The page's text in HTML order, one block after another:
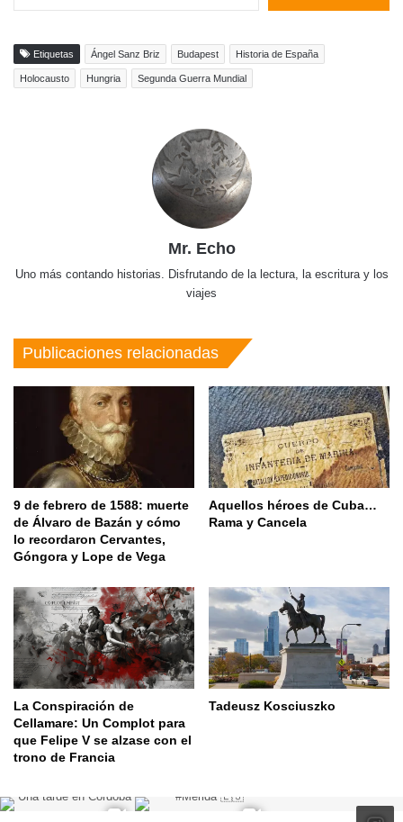
Etiquetas Ángel Sanz Briz Budapest Historia de España
Holocausto Hungria Segunda Guerra Mundial
Mr. Echo
Uno más contando historias. Disfrutando de la lectura, la escritura y los
viajes
Publicaciones relacionadas
9 de febrero de 1588: muerte
de Álvaro de Bazán y cómo
lo recordaron Cervantes,
Góngora y Lope de Vega
Aquellos héroes de Cuba…
Rama y Cancela
La Conspiración de
Cellamare: Un Complot para
que Felipe V se alzase con el
trono de Francia
Tadeusz Kosciuszko